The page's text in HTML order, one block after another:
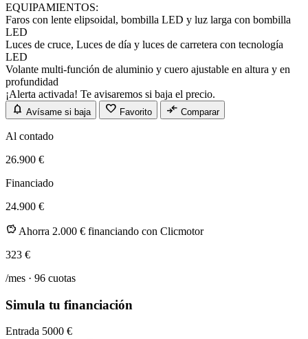
EQUIPAMIENTOS:
Faros con lente elipsoidal, bombilla LED y luz larga con bombilla
LED
Luces de cruce, Luces de día y luces de carretera con tecnología
LED
Volante multi-función de aluminio y cuero ajustable en altura y en
profundidad
¡Alerta activada! Te avisaremos si baja el precio.
notifications Avísame si baja favorite Favorito compare_arrows Comparar
Al contado
26.900 €
Financiado
24.900 €
savings Ahorra 2.000 € financiando con Clicmotor
323 €
/mes · 96 cuotas
Simula tu financiación
Entrada 5000 €